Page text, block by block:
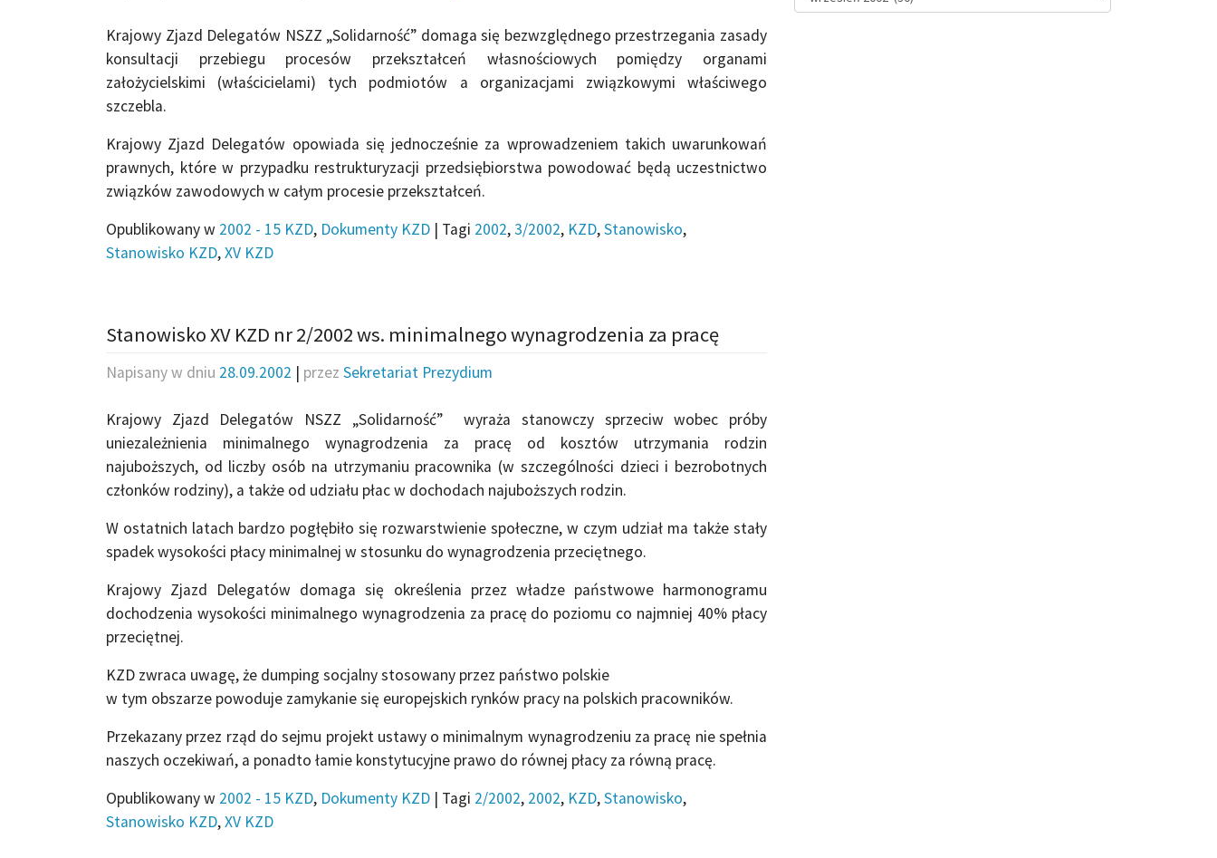
Krajowy Zjazd Delegatów NSZZ „Solidarność” domaga się bezwzględnego przestrzegania zasady
konsultacji przebiegu procesów przekształceń własnościowych pomiędzy organami
założycielskimi (właścicielami) tych podmiotów a organizacjami związkowymi właściwego
szczebla.
Krajowy Zjazd Delegatów opowiada się jednocześnie za wprowadzeniem takich uwarunkowań
prawnych, które w przypadku restrukturyzacji przedsiębiorstwa powodować będą uczestnictwo
związków zawodowych w całym procesie przekształceń.
Opublikowany w 2002 - 15 KZD, Dokumenty KZD | Tagi 2002,3/2002, KZD,Stanowisko,
Stanowisko KZD,XV KZD
Stanowisko XV KZD nr 2/2002 ws. minimalnego wynagrodzenia za pracę
Napisany w dniu 28.09.2002 | przez Sekretariat Prezydium
Krajowy Zjazd Delegatów NSZZ „Solidarność” wyraża stanowczy sprzeciw wobec próby
uniezależnienia minimalnego wynagrodzenia za pracę od kosztów utrzymania rodzin
najuboższych, od liczby osób na utrzymaniu pracownika (w szczególności dzieci i bezrobotnych
członków rodziny), a także od udziału płac w dochodach najuboższych rodzin.
W ostatnich latach bardzo pogłębiło się rozwarstwienie społeczne, w czym udział ma także stały
spadek wysokości płacy minimalnej w stosunku do wynagrodzenia przeciętnego.
Krajowy Zjazd Delegatów domaga się określenia przez władze państwowe harmonogramu
dochodzenia wysokości minimalnego wynagrodzenia za pracę do poziomu co najmniej 40% płacy
przeciętnej.
KZD zwraca uwagę, że dumping socjalny stosowany przez państwo polskie
w tym obszarze powoduje zamykanie się europejskich rynków pracy na polskich pracowników.
Przekazany przez rząd do sejmu projekt ustawy o minimalnym wynagrodzeniu za pracę nie spełnia
naszych oczekiwań, a ponadto łamie konstytucyjne prawo do równej płacy za równą pracę.
Opublikowany w 2002 - 15 KZD, Dokumenty KZD | Tagi 2/2002, 2002, KZD,Stanowisko,
Stanowisko KZD,XV KZD